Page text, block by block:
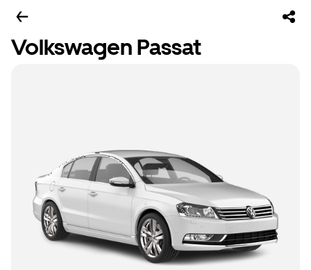
Volkswagen Passat